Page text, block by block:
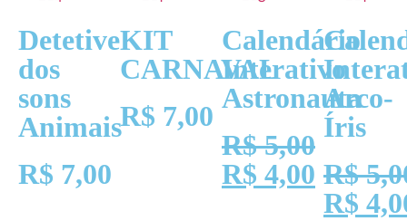
Detetive
dos
sons
Animais
R$ 7,00
KIT
CARNAVAL
R$ 7,00
Calendário
Interativo
Astronauta
R$5,00
R$ 4,00
Arco-
Íris
R$
R$